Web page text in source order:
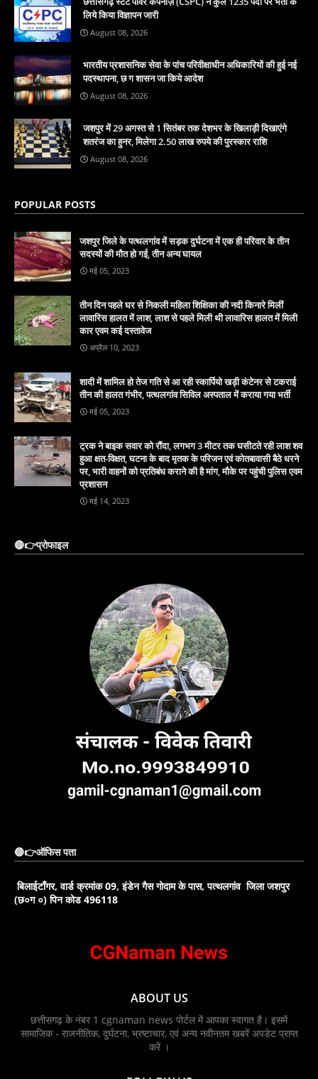
लिये किया विज्ञापन जारी
August 08, 2026
भारतीय प्रशासनिक सेवा के पांच परिवीक्षाधीन अधिकारियों की हुई नई
पदस्थापना, छ ग शासन जा किये आदेश
August 08, 2026
जशपुर में 29 अगस्त से 1 सितंबर तक देशभर के खिलाड़ी दिखाएंगे
शतरंज का हुनर, मिलेगा 2.50 लाख रुपये की पुरस्कार राशि
August 08, 2026
POPULAR POSTS
जशपुर जिले के पत्थलगांव में सड़क दुर्घटना में एक ही परिवार के तीन
सदस्यों की मौत हो गई, तीन अन्य घायल
मई 05, 2023
तीन दिन पहले घर से निकली महिला शिक्षिका की नदी किनारे मिलीं
लावारिस हालत में लाश, लाश से पहले मिली थी लावारिस हालत में मिली
कार एवम कई दस्तावेज
अप्रैल 10, 2023
शादी में शामिल हो तेज गति से आ रही स्कार्पियो खड़ी कंटेनर से टकराई
तीन की हालत गंभीर, पत्थलगांव सिविल अस्पताल में कराया गया भर्ती
मई 05, 2023
ट्रक ने बाइक सवार को रौंदा, लगभग 3 मीटर तक घसीटते रही लाश शव
हुआ क्षत-विक्षत, घटना के बाद मृतक के परिजन एवं कोतबावासी बैठे धरने
पर, भारी वाहनों को प्रतिबंध कराने की है मांग, मौके पर पहुंची पुलिस एवम
प्रशासन
मई 14, 2023
🔴👉प्रोफाइल
🔴👉ऑफिस पता
बिलाईटाँगर, वार्ड क्रमांक 09, इंडेन गैस गोदाम के पास, पत्थलगांव जिला जशपुर
(छ०ग ०) पिन कोड 496118
ABOUT US
छत्तीसगढ़ के नंबर 1 cgnaman news पोर्टल में आपका स्वागत है। इसमें
सामाजिक - राजनीतिक, दुर्घटना, भ्रष्टाचार, एवं अन्य नवीनतम खबरें अपडेट प्राप्त
करें ।